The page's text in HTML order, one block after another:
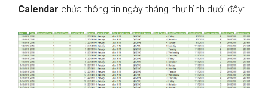
Calendar chứa thông tin ngày tháng như hình dưới đây: